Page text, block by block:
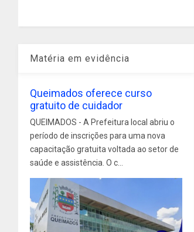
Matéria em evidência
Queimados oferece curso
gratuito de cuidador
QUEIMADOS - A Prefeitura local abriu o
período de inscrições para uma nova
capacitação gratuita voltada ao setor de
saúde e assistência. O c...